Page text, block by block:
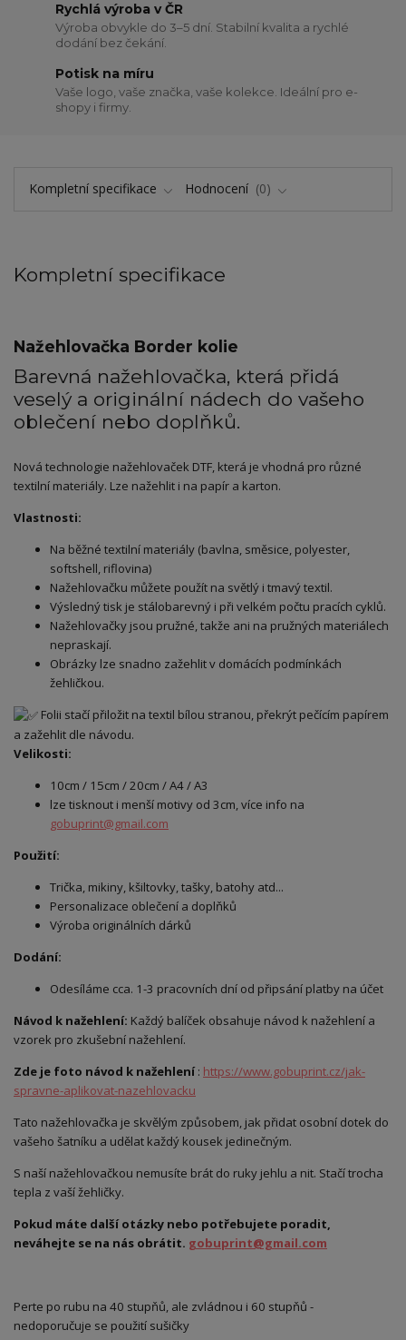
Rychlá výroba v ČR
Výroba obvykle do 3–5 dní. Stabilní kvalita a rychlé
dodání bez čekání.
Potisk na míru
Vaše logo, vaše značka, vaše kolekce. Ideální pro e-
shopy i firmy.
Kompletní specifikace Hodnocení 0
Kompletní specifikace
Nažehlovačka Border kolie
Barevná nažehlovačka, která přidá
veselý a originální nádech do vašeho
oblečení nebo doplňků.
Nová technologie nažehlovaček DTF, která je vhodná pro různé
textilní materiály. Lze nažehlit i na papír a karton.
Vlastnosti:
Na běžné textilní materiály (bavlna, směsice, polyester,
softshell, riflovina)
Nažehlovačku můžete použít na světlý i tmavý textil.
Výsledný tisk je stálobarevný i při velkém počtu pracích cyklů.
Nažehlovačky jsou pružné, takže ani na pružných materiálech
nepraskají.
Obrázky lze snadno zažehlit v domácích podmínkách
žehličkou.
Folii stačí přiložit na textil bílou stranou, překrýt pečícím papírem
a zažehlit dle návodu.
Velikosti:
10cm / 15cm / 20cm / A4 / A3
lze tisknout i menší motivy od 3cm, více info na
gobuprint@gmail.com
Použití:
Trička, mikiny, kšiltovky, tašky, batohy atd...
Personalizace oblečení a doplňků
Výroba originálních dárků
Dodání:
Odesíláme cca. 1-3 pracovních dní od připsání platby na účet
Návod k nažehlení: Každý balíček obsahuje návod k nažehlení a
vzorek pro zkušební nažehlení.
Zde je foto návod k nažehlení: https://www.gobuprint.cz/jak-
spravne-aplikovat-nazehlovacku
Tato nažehlovačka je skvělým způsobem, jak přidat osobní dotek do
vašeho šatníku a udělat každý kousek jedinečným.
S naší nažehlovačkou nemusíte brát do ruky jehlu a nit. Stačí trocha
tepla z vaší žehličky.
Pokud máte další otázky nebo potřebujete poradit,
neváhejte se na nás obrátit. gobuprint@gmail.com
Perte po rubu na 40 stupňů, ale zvládnou i 60 stupňů -
nedoporučuje se použití sušičky